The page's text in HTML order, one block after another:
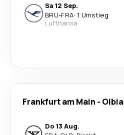
Sa 12 Sep.
BRU-FRA· 1 Umstieg
Lufthansa
Frankfurt am Main - Olbia
Do 13 Aug.